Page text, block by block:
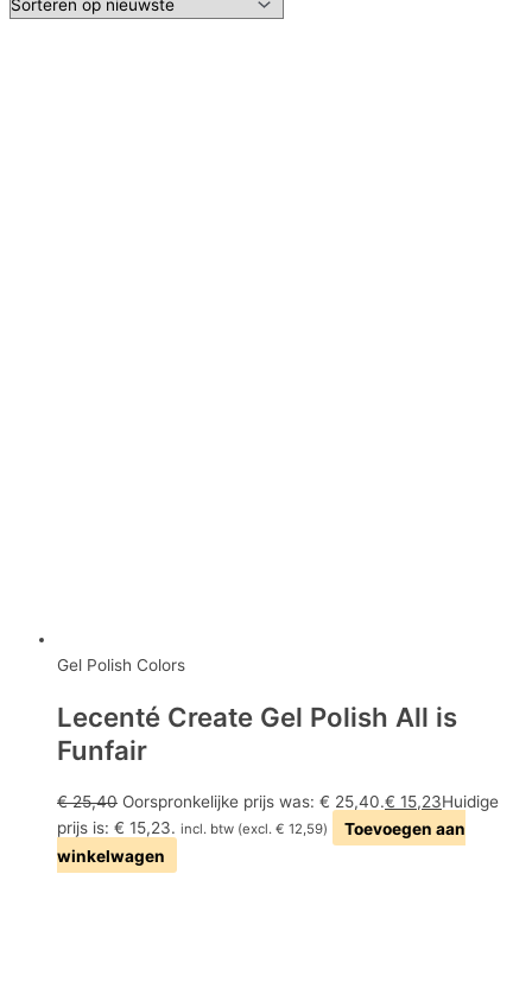
Gel Polish Colors
Lecenté Create Gel Polish All is
Funfair
€25,40 Oorspronkelijke prijs was: € 25,40.€ 15,23Huidige
prijs is: € 15,23. incl. btw (excl. € 12,59)
Toevoegen aan
winkelwagen